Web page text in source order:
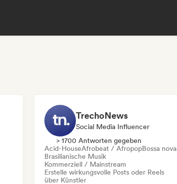
TrechoNews
Social Media Influencer
> 1700 Antworten gegeben
Acid-HouseAfrobeat / AfropopBossa nova
Brasilianische Musik
Kommerziell / Mainstream
Erstelle wirkungsvolle Posts oder Reels
über Künstler